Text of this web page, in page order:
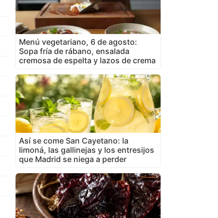
Menú vegetariano, 6 de agosto:
Sopa fría de rábano, ensalada
cremosa de espelta y lazos de crema
Así se come San Cayetano: la
limoná, las gallinejas y los entresijos
que Madrid se niega a perder